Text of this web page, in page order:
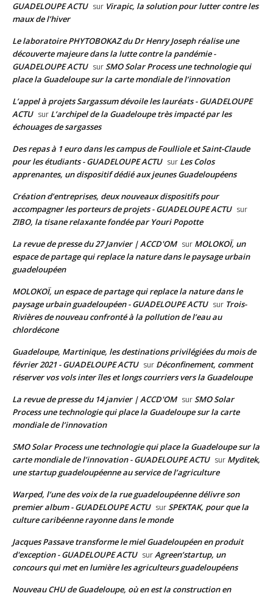
GUADELOUPE ACTU sur Virapic, la solution pour lutter contre les
maux de l’hiver
Le laboratoire PHYTOBOKAZ du Dr Henry Joseph réalise une
découverte majeure dans la lutte contre la pandémie -
GUADELOUPE ACTU surSMO Solar Process une technologie qui
place la Guadeloupe sur la carte mondiale de l’innovation
L’appel à projets Sargassum dévoile les lauréats - GUADELOUPE
ACTU sur L’archipel de la Guadeloupe très impacté par les
échouages de sargasses
Des repas à 1 euro dans les campus de Foulliole et Saint-Claude
pour les étudiants - GUADELOUPE ACTU sur Les Colos
apprenantes, un dispositif dédié aux jeunes Guadeloupéens
Création d’entreprises, deux nouveaux dispositifs pour
accompagner les porteurs de projets - GUADELOUPE ACTU sur
ZIBO, la tisane relaxante fondée par Youri Popotte
La revue de presse du 27 Janvier | ACCD'OM sur MOLOKOÏ, un
espace de partage qui replace la nature dans le paysage urbain
guadeloupéen
MOLOKOÏ, un espace de partage qui replace la nature dans le
paysage urbain guadeloupéen - GUADELOUPE ACTU sur Trois-
Rivières de nouveau confronté à la pollution de l’eau au
chlordécone
Guadeloupe, Martinique, les destinations privilégiées du mois de
février 2021 - GUADELOUPE ACTU sur Déconfinement, comment
réserver vos vols inter îles et longs courriers vers la Guadeloupe
La revue de presse du 14 janvier | ACCD'OM surSMO Solar
Process une technologie qui place la Guadeloupe sur la carte
mondiale de l’innovation
SMO Solar Process une technologie qui place la Guadeloupe sur la
carte mondiale de l’innovation - GUADELOUPE ACTU sur Myditek,
une startup guadeloupéenne au service de l’agriculture
Warped, l’une des voix de la rue guadeloupéenne délivre son
premier album - GUADELOUPE ACTU surSPEKTAK, pour que la
culture caribéenne rayonne dans le monde
Jacques Passave transforme le miel Guadeloupéen en produit
d'exception - GUADELOUPE ACTU surAgreen’startup, un
concours qui met en lumière les agriculteurs guadeloupéens
Nouveau CHU de Guadeloupe, où en est la construction en